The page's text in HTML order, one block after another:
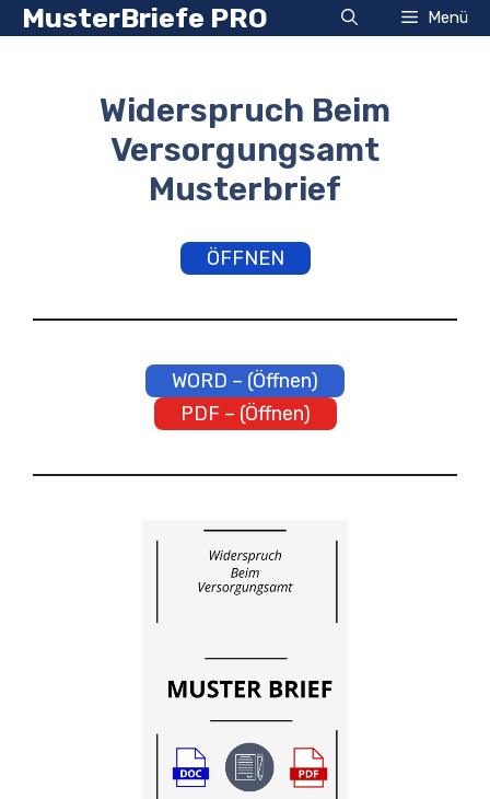
Zum
Inhalt
MusterBriefe PRO Menü
Widerspruch Beim
Versorgungsamt
Musterbrief
ÖFFNEN
WORD – (Öffnen)
PDF – (Öffnen)